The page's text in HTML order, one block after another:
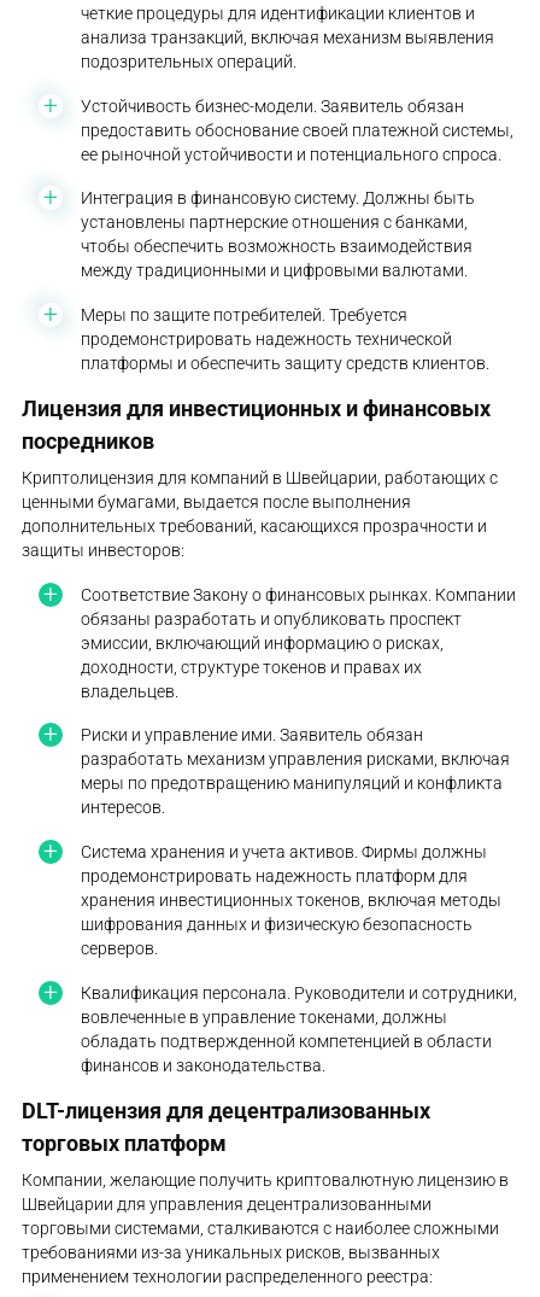
четкие процедуры для идентификации клиентов и
анализа транзакций, включая механизм выявления
подозрительных операций.
Устойчивость бизнес-модели. Заявитель обязан
предоставить обоснование своей платежной системы,
ее рыночной устойчивости и потенциального спроса.
Интеграция в финансовую систему. Должны быть
установлены партнерские отношения с банками,
чтобы обеспечить возможность взаимодействия
между традиционными и цифровыми валютами.
Меры по защите потребителей. Требуется
продемонстрировать надежность технической
платформы и обеспечить защиту средств клиентов.
Лицензия для инвестиционных и финансовых
посредников
Криптолицензия для компаний в Швейцарии, работающих с
ценными бумагами, выдается после выполнения
дополнительных требований, касающихся прозрачности и
защиты инвесторов:
Соответствие Закону о финансовых рынках. Компании
обязаны разработать и опубликовать проспект
эмиссии, включающий информацию о рисках,
доходности, структуре токенов и правах их
владельцев.
Риски и управление ими. Заявитель обязан
разработать механизм управления рисками, включая
меры по предотвращению манипуляций и конфликта
интересов.
Система хранения и учета активов. Фирмы должны
продемонстрировать надежность платформ для
хранения инвестиционных токенов, включая методы
шифрования данных и физическую безопасность
серверов.
Квалификация персонала. Руководители и сотрудники,
вовлеченные в управление токенами, должны
обладать подтвержденной компетенцией в области
финансов и законодательства.
DLT-лицензия для децентрализованных
торговых платформ
Компании, желающие получить криптовалютную лицензию в
Швейцарии для управления децентрализованными
торговыми системами, сталкиваются с наиболее сложными
требованиями из-за уникальных рисков, вызванных
применением технологии распределенного реестра: